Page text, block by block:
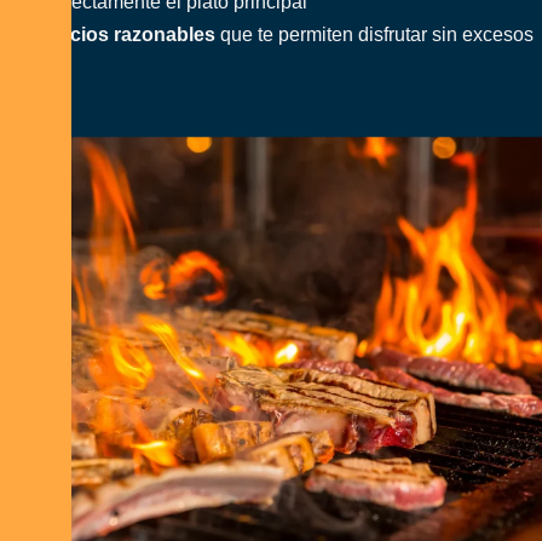
Precios razonables que te permiten disfrutar sin excesos